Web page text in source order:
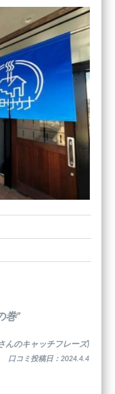
巻”
んのキャッチフレーズ)
口コミ投稿日：2024.4.4